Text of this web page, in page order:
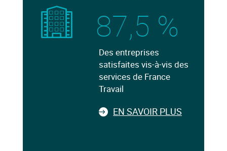
87,5 %
Des entreprises
satisfaites vis-à-vis des
services de France
Travail
EN SAVOIR PLUS